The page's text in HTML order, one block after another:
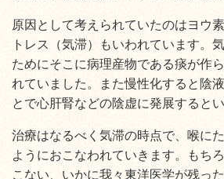
原因として考えられていたのはヨウ
トレス（気滞）もいわれています。
ためにそこに病理産物である痰が作
れていました。また慢性化すると陰
とで心肝腎などの陰虚に発展するとい
治療はなるべく気滞の時点で、喉に
ようにおこなわれていきます。もち
こない、いかに我々東洋医学が残っ